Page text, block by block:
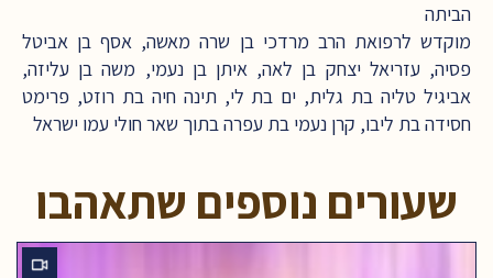
הביתה
מוקדש לרפואת הרב מרדכי בן שרה מאשה, אסף בן אביטל
פסיה, עזריאל יצחק בן לאה, איתן בן נעמי, משה בן עליזה,
אביגיל טליה בת גלית, ים בת לי, תינה חיה בת רוזט, פרימט
חסידה בת ליבו, קרן נעמי בת עפרה בתוך שאר חולי עמו ישראל
שעורים נוספים שתאהבו